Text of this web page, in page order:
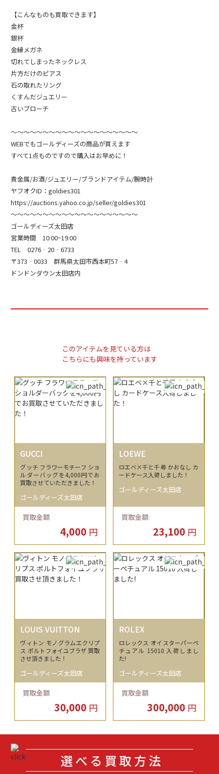
【こんなものも買取できます】
金杯
銀杯
金縁メガネ
切れてしまったネックレス
片方だけのピアス
石の取れたリング
くすんだジュエリー
古いブローチ
～～～～～～～～～～～～～～～～～～～～
WEBでもゴールディーズの商品が買えます
すべて1点ものですので購入はお早めに！
貴金属/お酒/ジュエリー/ブランドアイテム/腕時計
ヤフオクID：goldies301
https://auctions.yahoo.co.jp/seller/goldies301
～～～～～～～～～～～～～～～～～～～～
ゴールディーズ太田店
営業時間 10:00~19:00
TEL 0276‐20‐6733
〒373‐0033 群馬県太田市西本町57‐4
ドンドンダウン太田店内
このアイテムを見ている方は
こちらにも興味を持っています
GUCCI
グッチ フラワーモチーフ ショ
ルダーバッグを4,000円でお
買取させていただきました！
ゴールディーズ太田店
買取金額
4,000 円
LOEWE
ロエベ×千と千尋 かおなし カ
ードケース入荷しました！
ゴールディーズ太田店
買取金額
23,100 円
LOUIS VUITTON
ヴィトン モノグラムエクリプ
ス ポルトフォイユブラザ 買取
させ頂きました！
ゴールディーズ太田店
買取金額
30,000 円
ROLEX
ロレックス オイスターパーペ
チュアル 15010 入荷しまし
た!
ゴールディーズ太田店
買取金額
300,000 円
選べる買取方法